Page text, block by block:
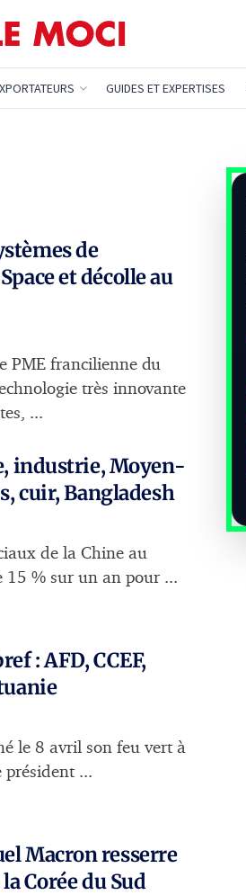
GUIDES ET EXPERTISES
de
et décolle au
PME francilienne du
très innovante
...
industrie, Moyen-
cuir, Bangladesh
de la Chine au
15 % sur un an pour ...
: AFD, CCEF,
le 8 avril son feu vert à
président ...
Macron resserre
Corée du Sud